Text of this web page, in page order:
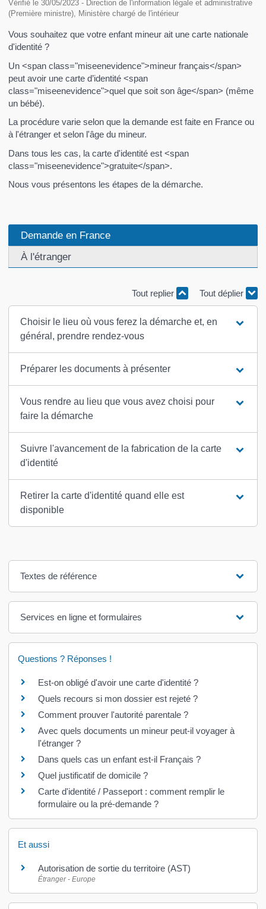
Vérifié le 30/05/2023 - Direction de l'information légale et administrative
(Première ministre), Ministère chargé de l'intérieur
Vous souhaitez que votre enfant mineur ait une carte nationale
d'identité ?
Un <span class="miseenevidence">mineur français</span>
peut avoir une carte d’identité <span
class="miseenevidence">quel que soit son âge</span> (même
un bébé).
La procédure varie selon que la demande est faite en France ou
à l'étranger et selon l'âge du mineur.
Dans tous les cas, la carte d'identité est <span
class="miseenevidence">gratuite</span>.
Nous vous présentons les étapes de la démarche.
Demande en France
À l'étranger
Tout replier Tout déplier
Choisir le lieu où vous ferez la démarche et, en
général, prendre rendez-vous
Préparer les documents à présenter
Vous rendre au lieu que vous avez choisi pour
faire la démarche
Suivre l'avancement de la fabrication de la carte
d'identité
Retirer la carte d'identité quand elle est
disponible
Textes de référence
Services en ligne et formulaires
Questions ? Réponses !
Est-on obligé d'avoir une carte d'identité ?
Quels recours si mon dossier est rejeté ?
Comment prouver l'autorité parentale ?
Avec quels documents un mineur peut-il voyager à
l'étranger ?
Dans quels cas un enfant est-il Français ?
Quel justificatif de domicile ?
Carte d'identité / Passeport : comment remplir le
formulaire ou la pré-demande ?
Et aussi
Autorisation de sortie du territoire (AST)
Étranger - Europe